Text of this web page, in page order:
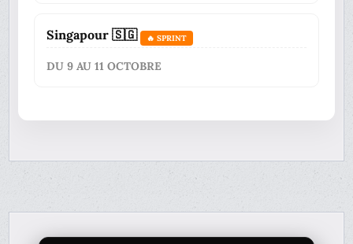
Singapour 🇸🇬 🔥 SPRINT
DU 9 AU 11 OCTOBRE